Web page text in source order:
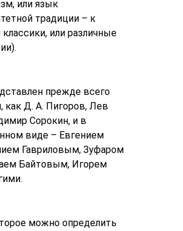
или язык
традиции – к
или различные
прежде всего
как Д. А. Пигоров, Лев
Сорокин, и в
виде – Евгением
Гавриловым, Зуфаром
Байтовым, Игорем
можно определить